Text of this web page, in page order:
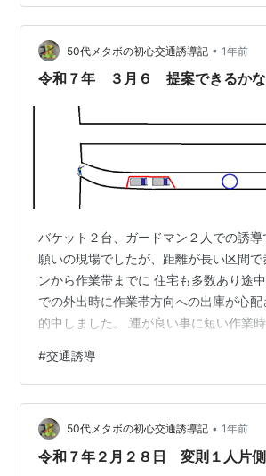
スや大型ダンプも頻繁に通航する場所
置を調整すれば問題なく 誘導は行えた
もらった時から心配だった 幅寄せ後の車
で右折レーンに戻ってしまうのでは？の
50代メタボの初心交通誘導記 • 1年前
令和７年 ３月６ 提案できるかな
バケット２台、ガードマン２人での誘
願いの現場でしたが、距離が長い区間
ンから作業帯までに 住宅も多数あり途
での外出時に作業帯方向への出庫が心配
的中しました。 運が良い事に短い作業
丸のガードマンの所に矢印看板を置いて
ドマンが立ち途中住民さんと矢印看板
るように した方が良い様に思えました
たら、班長にこの提案をしてみるのも良
ます。 以前にも書きましたが、この上の
#交通誘導
50代メタボの初心交通誘導記 • 1年前
令和７年２月２８日 変則１人片